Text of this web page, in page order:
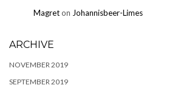
Magreton Johannisbeer-Limes
ARCHIVE
NOVEMBER 2019
SEPTEMBER 2019